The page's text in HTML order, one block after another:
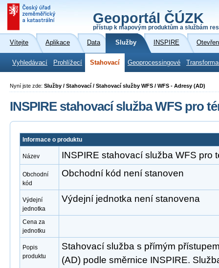
Geoportál ČÚZK
přístup k mapovým produktům a službám
Vítejte Aplikace Data Služby INSPIRE
Vyhledávací Prohlížecí Stahovací Geoprocessingové
Nyní jste zde: Služby / Stahovací / Stahovací služby WFS / WFS - Adresy (AD)
INSPIRE stahovací služba WFS pro
Informace o produktu
Název INSPIRE stahovací služba WFS pro
Obchodní
kód
Obchodní kód není stanoven
Výdejní
jednotka
Výdejní jednotka není stanovena
Cena za
jednotku
Popis
produktu
Stahovací služba s přímým
(AD) podle směrnice INSPIRE.